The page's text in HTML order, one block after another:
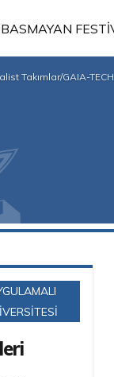
Takımlar/GAIA-TECH